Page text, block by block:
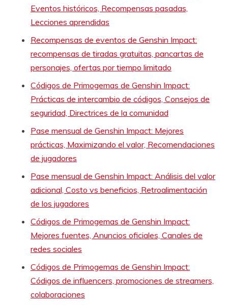
Eventos históricos, Recompensas pasadas,
Lecciones aprendidas
Recompensas de eventos de Genshin Impact:
recompensas de tiradas gratuitas, pancartas de
personajes, ofertas por tiempo limitado
Códigos de Primogemas de Genshin Impact:
Prácticas de intercambio de códigos, Consejos de
seguridad, Directrices de la comunidad
Pase mensual de Genshin Impact: Mejores
prácticas, Maximizando el valor, Recomendaciones
de jugadores
Pase mensual de Genshin Impact: Análisis del valor
adicional, Costo vs beneficios, Retroalimentación
de los jugadores
Códigos de Primogemas de Genshin Impact:
Mejores fuentes, Anuncios oficiales, Canales de
redes sociales
Códigos de Primogemas de Genshin Impact:
Códigos de influencers, promociones de streamers,
colaboraciones